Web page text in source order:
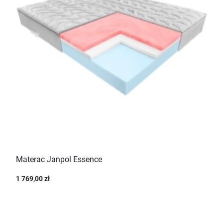
Materac Janpol Essence
1 769,00 zł